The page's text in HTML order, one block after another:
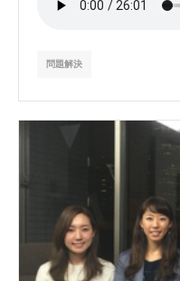
問題解決